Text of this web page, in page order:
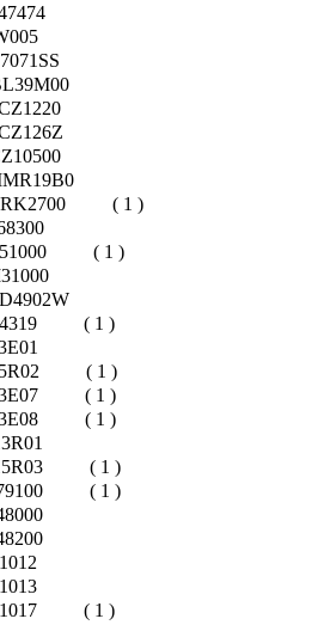
( 1 )
( 1 )
( 1 )
( 1 )
( 1 )
( 1 )
( 1 )
( 1 )
( 1 )